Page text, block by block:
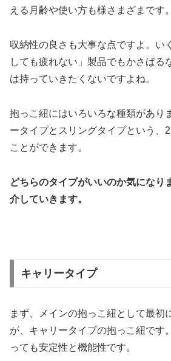
える月齢や使い方も様さまざまです。
収納性の良さも大事な点ですよ。い
しても疲れない」製品でもかさばる
は持っていきたくないですよね。
抱っこ紐にはいろいろな種類があり
ータイプとスリングタイプという、
ことができます。
どちらのタイプがいいのか気になり
介していきます。
キャリータイプ
まず、メインの抱っこ紐として最初
が、キャリータイプの抱っこ紐です
っても安定性と機能性です。